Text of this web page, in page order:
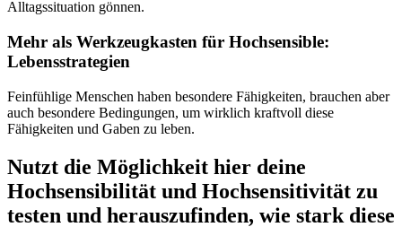
Alltagssituation gönnen.
Mehr als Werkzeugkasten für Hochsensible:
Lebensstrategien
Feinfühlige Menschen haben besondere Fähigkeiten, brauchen aber
auch besondere Bedingungen, um wirklich kraftvoll diese
Fähigkeiten und Gaben zu leben.
Nutzt die Möglichkeit hier deine
Hochsensibilität und Hochsensitivität zu
testen und herauszufinden, wie stark diese